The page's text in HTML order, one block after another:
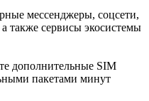
мессенджеры, соцсети,
также сервисы экосистемы
дополнительные SIM
пакетами минут